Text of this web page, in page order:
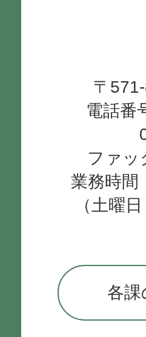
〒
電話番
ファ
業務時
（土曜
各